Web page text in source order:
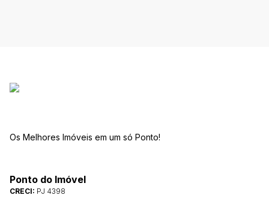
Os Melhores Imóveis em um só Ponto!
Ponto do Imóvel
CRECI: PJ 4398